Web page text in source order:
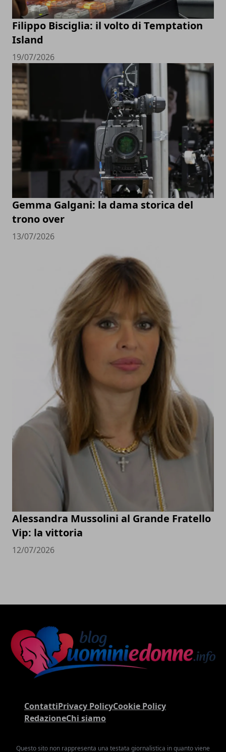
Filippo Bisciglia: il volto di Temptation
Island
19/07/2026
Gemma Galgani: la dama storica del
trono over
13/07/2026
Alessandra Mussolini al Grande Fratello
Vip: la vittoria
12/07/2026
ContattiPrivacy PolicyCookie Policy
RedazioneChi siamo
Questo sito non rappresenta una testata giornalistica in quanto viene